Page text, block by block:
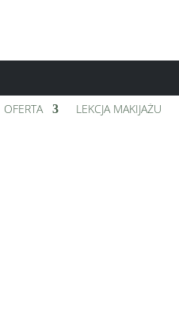
OFERTA LEKCJA MAKIJAŻU